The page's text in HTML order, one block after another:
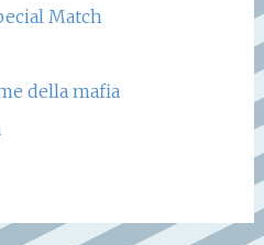
Match
della mafia